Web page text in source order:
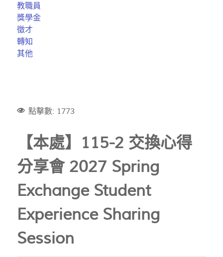
教職員
獎學金
徵才
轉知
其他
點擊數: 1773
【本處】 115-2 交換心得
分享會 2027 Spring
Exchange Student
Experience Sharing
Session